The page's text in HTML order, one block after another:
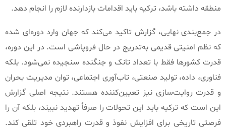
منطقه داشته باشد، ترکیه باید اقدامات بازدارنده لازم را انجام دهد.
در جمع‌بندی نهایی، گزارش تاکید می‌کند که جهان وارد دوره‌ای شده
که نظم امنیتی قدیمی به‌تدریج در حال فروپاشی است. در این دوره،
قدرت کشورها فقط با تعداد تانک و جنگنده سنجیده نمی‌شود. بلکه
فناوری، داده، تولید صنعتی، تاب‌آوری اجتماعی، توان مدیریت بحران
و قدرت روایت‌سازی نیز تعیین‌کننده هستند.نتیجه اصلی گزارش
این است که ترکیه باید این تحولات را صرفاً تهدید نبیند، بلکه آن را
فرصتی تاریخی برای افزایش نفوذ و قدرت راهبردی خود تلقی کند.